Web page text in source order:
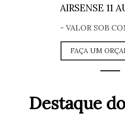
AIRSENSE 11
- VALOR SOB
FAÇA UM
Destaque